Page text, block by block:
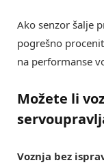
Ako senzor šalje
pogrešno
na performanse
Možete li
Voznja bez